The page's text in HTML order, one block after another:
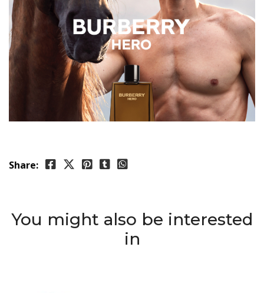
Share:
You might also be interested
in